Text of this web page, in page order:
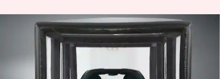
Lupakan penutup biasa, mobil
Anda membutuhkan
gelembung perlindungan
futuristik ini